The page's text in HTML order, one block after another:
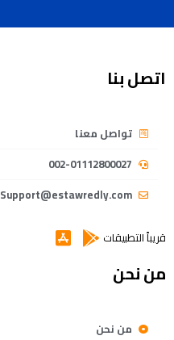
اتصل بنا
تواصل معنا
002-01112800027
Support@estawredly.com
قريباً التطبيقات
من نحن
من نحن